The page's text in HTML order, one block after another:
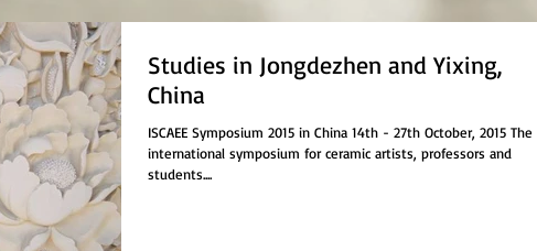
Studies in Jongdezhen and Yixing,
China
ISCAEE Symposium 2015 in China 14th - 27th October, 2015 The
international symposium for ceramic artists, professors and
students....